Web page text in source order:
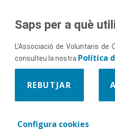
Saps per a què
L'Associació de Voluntaris
consulteu la nostra Política
REBUTJAR
Configura cookies